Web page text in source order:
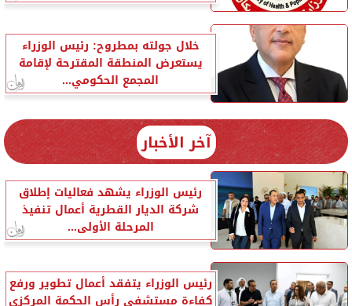
خلال جولته بمطروح: رئيس الوزراء
يستعرض المنطقة المقترحة لإقامة
المجمع الحكومي...
آخر الأخبار
رئيس الوزراء يشهد فعاليات إطلاق
شركة الديار القطرية أعمال تنفيذ
المرحلة الأولى...
رئيس الوزراء يتفقد أعمال تطوير ورفع
كفاءة مستشفى رأس الحكمة المركزي